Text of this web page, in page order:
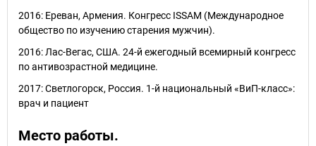
2016: Ереван, Армения. Конгресс ISSAM (Международное
общество по изучению старения мужчин).
2016: Лас-Вегас, США. 24-й ежегодный всемирный конгресс
по антивозрастной медицине.
2017: Светлогорск, Россия. 1-й национальный «ВиП-класс»:
врач и пациент
Место работы.